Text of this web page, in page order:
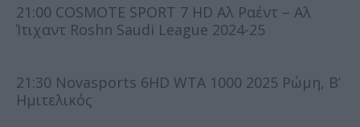
21:00 COSMOTE SPORT 7 HD Αλ Ραέντ – Αλ
Ίτιχαντ Roshn Saudi League 2024-25
21:30 Novasports 6HD WTA 1000 2025 Ρώμη, Β’
Ημιτελικός